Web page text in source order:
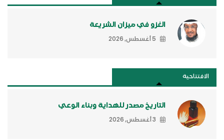
الغزو في ميزان الشريعة
5 أغسطس, 2026
الافتتاحية
التاريخ مصدر للهداية وبناء الوعي
3 أغسطس, 2026